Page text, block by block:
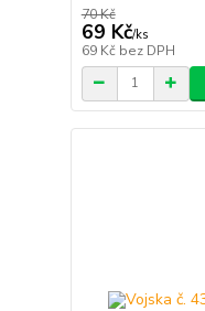
70 Kč
69 Kč/ks
69 Kč bez DPH